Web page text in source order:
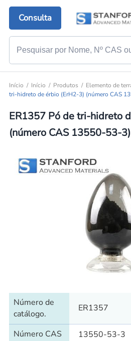
Consulta
Início Início Produtos Elemento de
tri-hidreto de érbio (ErH2-3) (número CAS
ER1357 Pó de tri-hidreto
(número CAS 13550-53-3)
Número de
catálogo.
ER1357
Número CAS
13550-53-3